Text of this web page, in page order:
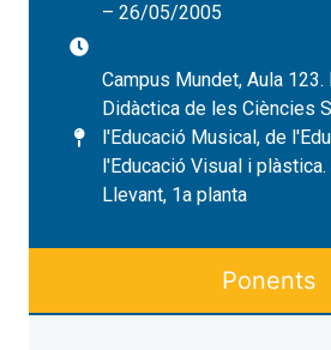
– 26/05/2005
Campus Mundet, Aula
Didàctica de les Ciències
l'Educació Musical, de
l'Educació Visual i
Llevant, 1a planta
Ponents